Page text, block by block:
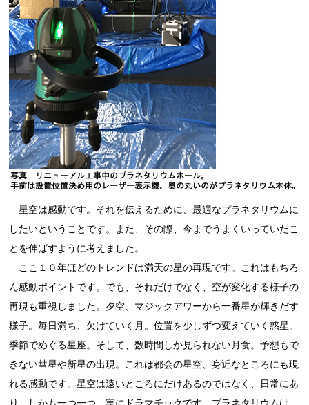
星空は感動です。それを伝えるために、最適なプラネタリウムに
したいということです。また、その際、今までうまくいっていたこ
とを伸ばすように考えました。
ここ１０年ほどのトレンドは満天の星の再現です。これはもちろ
ん感動ポイントです。でも、それだけでなく、空が変化する様子の
再現も重視しました。夕空、マジックアワーから一番星が輝きだす
様子。毎日満ち、欠けていく月。位置を少しずつ変えていく惑星。
季節でめぐる星座。そして、数時間しか見られない月食。予想もで
きない彗星や新星の出現。これは都会の星空、身近なところにも現
れる感動です。星空は遠いところにだけあるのではなく、日常にあ